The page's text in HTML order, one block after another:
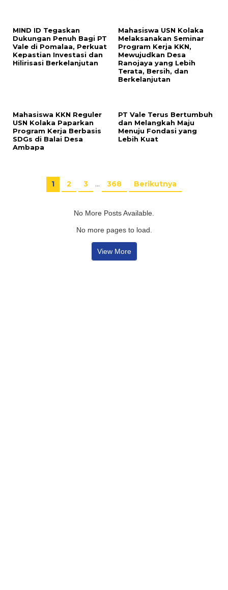
MIND ID Tegaskan
Dukungan Penuh Bagi PT
Vale di Pomalaa, Perkuat
Kepastian Investasi dan
Hilirisasi Berkelanjutan
Mahasiswa USN Kolaka
Melaksanakan Seminar
Program Kerja KKN,
Mewujudkan Desa
Ranojaya yang Lebih
Terata, Bersih, dan
Berkelanjutan
Mahasiswa KKN Reguler
USN Kolaka Paparkan
Program Kerja Berbasis
SDGs di Balai Desa
Ambapa
PT Vale Terus Bertumbuh
dan Melangkah Maju
Menuju Fondasi yang
Lebih Kuat
1 2 3 … 368 Berikutnya
No More Posts Available.
No more pages to load.
View More